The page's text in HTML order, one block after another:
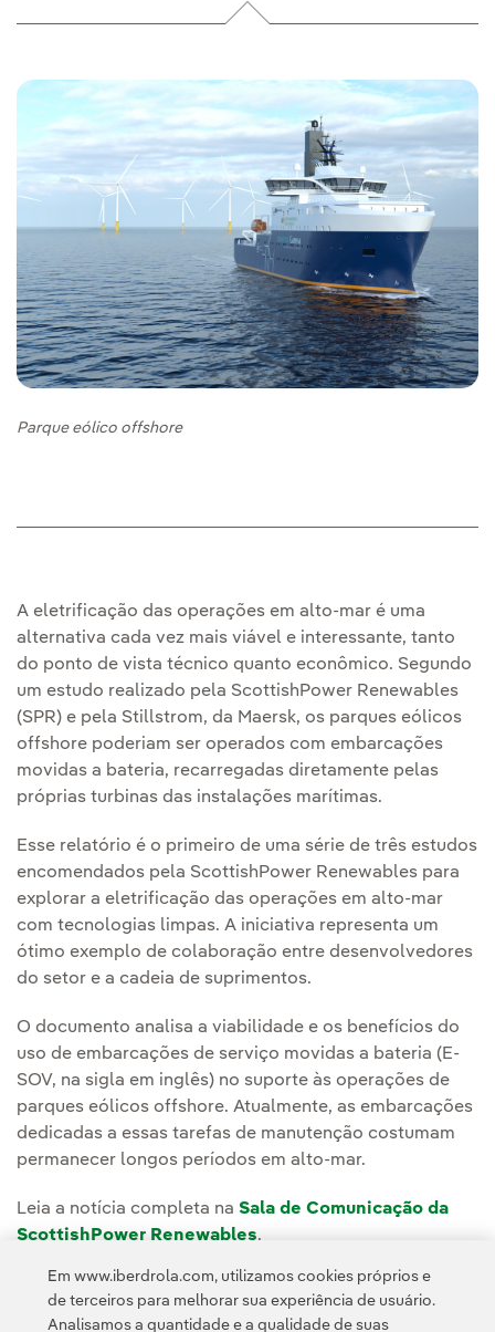
Parque eólico offshore
A eletrificação das operações em alto-mar é uma
alternativa cada vez mais viável e interessante, tanto
do ponto de vista técnico quanto econômico. Segundo
um estudo realizado pela ScottishPower Renewables
(SPR) e pela Stillstrom, da Maersk, os parques eólicos
offshore poderiam ser operados com embarcações
movidas a bateria, recarregadas diretamente pelas
próprias turbinas das instalações marítimas.
Esse relatório é o primeiro de uma série de três estudos
encomendados pela ScottishPower Renewables para
explorar a eletrificação das operações em alto-mar
com tecnologias limpas. A iniciativa representa um
ótimo exemplo de colaboração entre desenvolvedores
do setor e a cadeia de suprimentos.
O documento analisa a viabilidade e os benefícios do
uso de embarcações de serviço movidas a bateria (E-
SOV, na sigla em inglês) no suporte às operações de
parques eólicos offshore. Atualmente, as embarcações
dedicadas a essas tarefas de manutenção costumam
permanecer longos períodos em alto-mar.
Leia a notícia completa na Sala de Comunicação da
ScottishPower Renewables.
Em www.iberdrola.com, utilizamos cookies próprios e
de terceiros para melhorar sua experiência de usuário.
Analisamos a quantidade e a qualidade de suas